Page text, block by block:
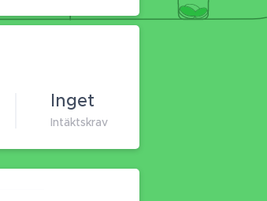
Inget
Intäktskrav